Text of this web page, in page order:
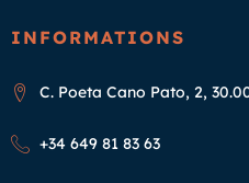
INFORMATIONS
C. Poeta Cano Pato, 2,
+34 649 81 83 63